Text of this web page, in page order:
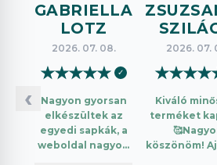
‹
GABRIELLA
LOTZ
2026. 07. 08.
★★★★★ ✓
Nagyon gyorsan
elkészültek az
egyedi sapkák, a
weboldal nagyon
2026. 07.
★★★★
Kiváló
terméket
köszönöm!